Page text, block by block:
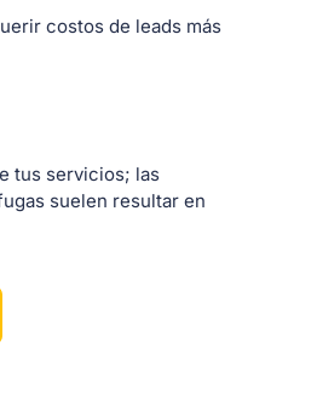
costos de leads más
tus servicios; las
suelen resultar en